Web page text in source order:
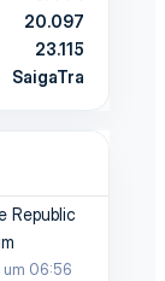
20.097
23.115
SaigaTra
Republic
um 06:56